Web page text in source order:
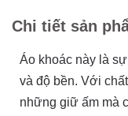
Chi tiết sản
Áo khoác này là
và độ bền. Với
những giữ ấm mà